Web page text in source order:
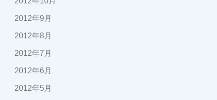
2012年9月
2012年8月
2012年7月
2012年6月
2012年5月